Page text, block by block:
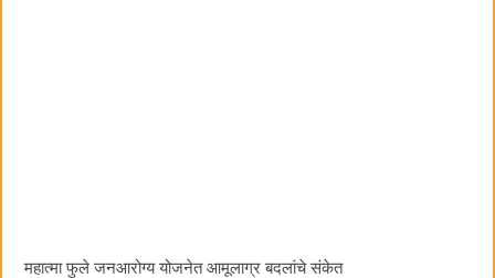
महात्मा फुले जनआरोग्य योजनेत आमूलाग्र बदलांचे संकेत